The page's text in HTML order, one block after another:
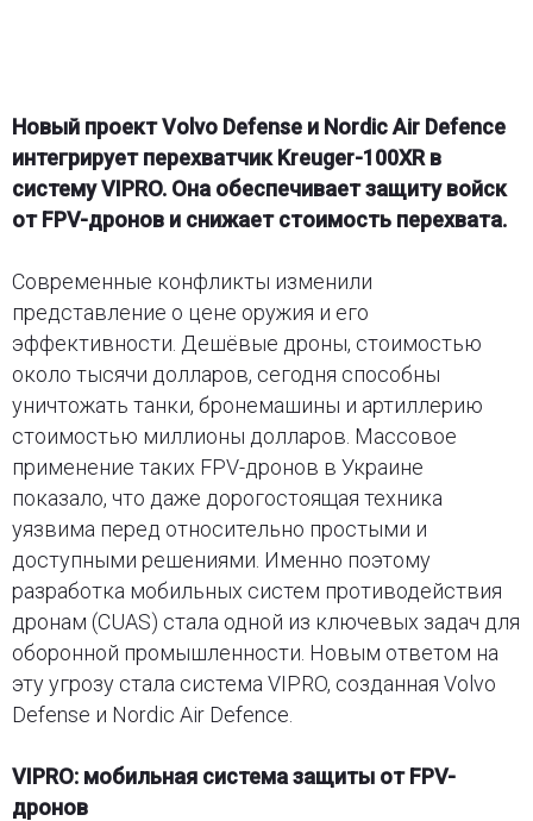
Новый проект Volvo Defense и Nordic Air Defence
интегрирует перехватчик Kreuger-100XR в
систему VIPRO. Она обеспечивает защиту войск
от FPV-дронов и снижает стоимость перехвата.
Современные конфликты изменили
представление о цене оружия и его
эффективности. Дешёвые дроны, стоимостью
около тысячи долларов, сегодня способны
уничтожать танки, бронемашины и артиллерию
стоимостью миллионы долларов. Массовое
применение таких FPV-дронов в Украине
показало, что даже дорогостоящая техника
уязвима перед относительно простыми и
доступными решениями. Именно поэтому
разработка мобильных систем противодействия
дронам (CUAS) стала одной из ключевых задач для
оборонной промышленности. Новым ответом на
эту угрозу стала система VIPRO, созданная Volvo
Defense и Nordic Air Defence.
VIPRO: мобильная система защиты от FPV-
дронов